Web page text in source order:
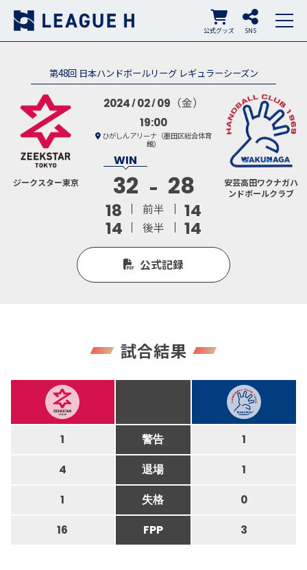
SNS
公式グッズ
第48回 日本ハンドボールリーグ レギュラーシーズン
ジークスター東京
2024 02 09 （金）
19:00
ひがしんアリーナ（墨田区総合体育
館）
32 28
18 前半
14
14
後半 14
安芸高田ワクナガハ
ンドボールクラブ
公式記録
試合結果
1 警告 1
4 退場 1
1 失格 0
16 FPP 3